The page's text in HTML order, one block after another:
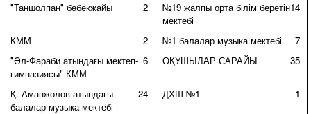
"Таңшолпан" бөбекжайы
2
№19 жалпы орта білім беретін
мектебі
14
КММ 2 №1 балалар музыка мектебі
7
"Әл-Фараби атындағы мектеп-
гимназиясы" КММ
6 ОҚУШЫЛАР САРАЙЫ 35
Қ. Аманжолов атындағы
балалар музыка мектебі
24 ДХШ №1 1